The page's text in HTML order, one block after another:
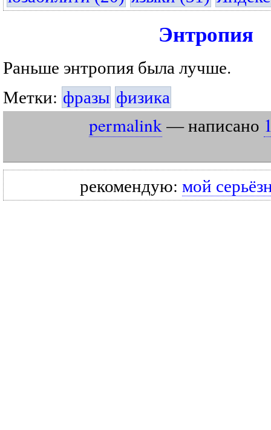
Энтропия
Раньше энтропия была лучше.
Метки: фразы физика
permalink — написано
рекомендую: мой